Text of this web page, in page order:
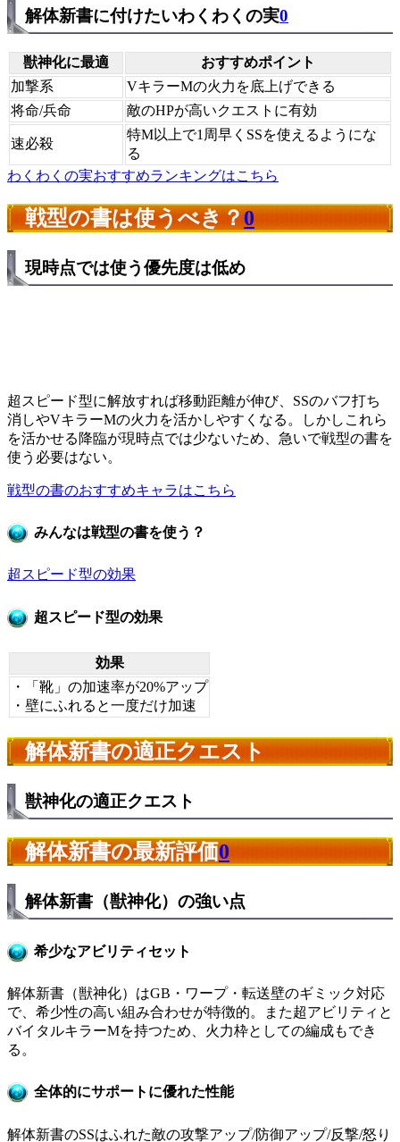
解体新書に付けたいわくわくの実0
獣神化に最適
おすすめポイント
加撃系
VキラーMの火力を底上げできる
将命/兵命
敵のHPが高いクエストに有効
速必殺
特M以上で1周早くSSを使えるようにな
る
わくわくの実おすすめランキングはこちら
戦型の書は使うべき？0
現時点では使う優先度は低め
超スピード型に解放すれば移動距離が伸び、SSのバフ打ち
消しやVキラーMの火力を活かしやすくなる。しかしこれら
を活かせる降臨が現時点では少ないため、急いで戦型の書を
使う必要はない。
戦型の書のおすすめキャラはこちら
みんなは戦型の書を使う？
超スピード型の効果
超スピード型の効果
効果
・「靴」の加速率が20%アップ
・壁にふれると一度だけ加速
解体新書の適正クエスト
獣神化の適正クエスト
解体新書の最新評価0
解体新書（獣神化）の強い点
希少なアビリティセット
解体新書（獣神化）はGB・ワープ・転送壁のギミック対応
で、希少性の高い組み合わせが特徴的。また超アビリティと
バイタルキラーMを持つため、火力枠としての編成もでき
る。
全体的にサポートに優れた性能
解体新書のSSはふれた敵の攻撃アップ/防御アップ/反撃/怒り